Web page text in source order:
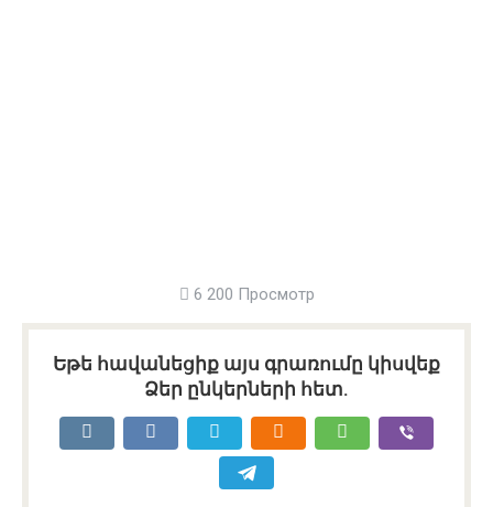
6 200 Просмотр
Եթե հավանեցիք այս գրառումը կիսվեք
Ձեր ընկերների հետ.